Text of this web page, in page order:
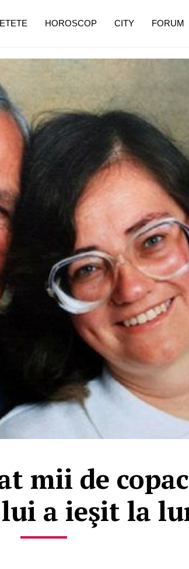
mii de
a ieşit la
HOROSCOP CITY FORUM
pe măsură ce înaintezi în vârstă